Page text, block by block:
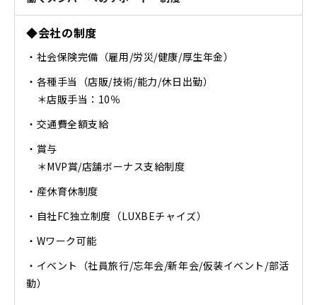
◆会社の制度
・社会保険完備（雇用/労災/健康/厚生年金）
・各種手当（店販/技術/能力/休日出勤）
＊店販手当：10％
・交通費全額支給
・賞与
＊MVP賞/店舗ボーナス支給制度
・産休育休制度
・自社FC独立制度（LUXBEチャイズ）
・Wワーク可能
・イベント（社員旅行/忘年会/新年会/仮装イベント/部活
動）